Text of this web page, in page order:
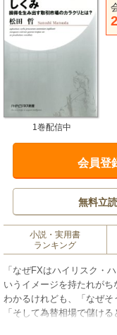
1巻配信中
会員登
無料立
小説・実用書
ランキング
「なぜFXはハイリスク・
いうイメージを持たれが
わかるけれども、「なぜそ
「そして為替相場で儲け
う人も多いはずである。